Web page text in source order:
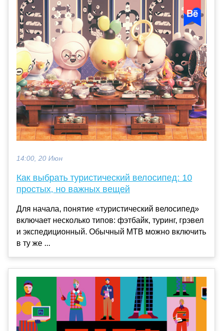
14:00, 20 Июн
Как выбрать туристический велосипед: 10
простых, но важных вещей
Для начала, понятие «туристический велосипед»
включает несколько типов: фэтбайк, туринг, грэвел
и экспедиционный. Обычный MTB можно включить
в ту же ...